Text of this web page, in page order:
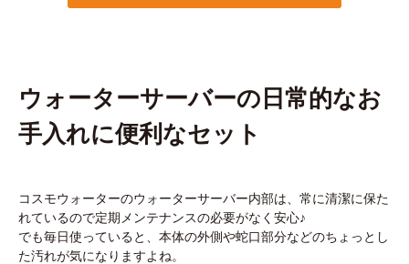
ウォーターサーバーの日常的なお
手入れに便利なセット
コスモウォーターのウォーターサーバー内部は、常に清潔に保た
れているので定期メンテナンスの必要がなく安心♪
でも毎日使っていると、本体の外側や蛇口部分などのちょっとし
た汚れが気になりますよね。